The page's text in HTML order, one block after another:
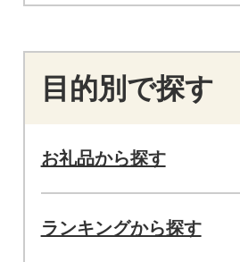
目的別で探す
お礼品から探す
ランキングから探す